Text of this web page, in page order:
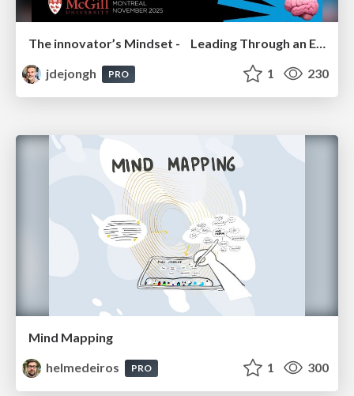
The innovator’s Mindset - Leading Through an Era of Exponential Change - McGill University 2025
jdejongh
PRO 1 230
Mind Mapping
helmedeiros
PRO 1 300